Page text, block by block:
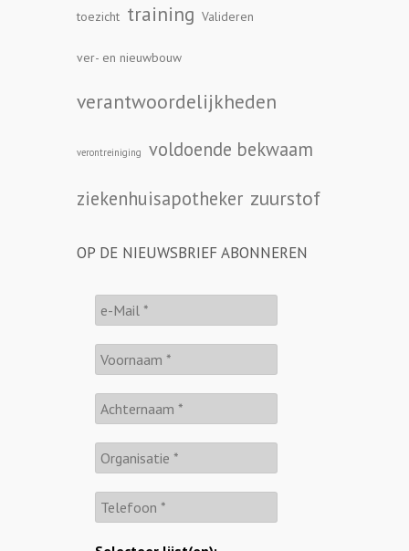
toezicht training Valideren
ver- en nieuwbouw
verantwoordelijkheden
verontreiniging
voldoende bekwaam
ziekenhuisapotheker zuurstof
OP DE NIEUWSBRIEF ABONNEREN